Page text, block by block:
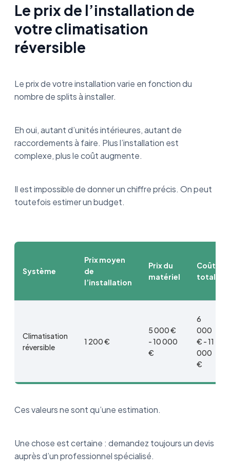
Le prix de l’installation de
votre climatisation
réversible
Le prix de votre installation varie en fonction du
nombre de splits à installer.
Eh oui, autant d’unités intérieures, autant de
raccordements à faire. Plus l’installation est
complexe, plus le coût augmente.
Il est impossible de donner un chiffre précis. On peut
toutefois estimer un budget.
Système
Prix moyen
de
l’installation
Prix du
matériel
Coût
total
Climatisation
réversible
1 200 €
5 000 €
- 10 000
€
6
000
€ - 11
000
€
Ces valeurs ne sont qu’une estimation.
Une chose est certaine : demandez toujours un devis
auprès d’un professionnel spécialisé.